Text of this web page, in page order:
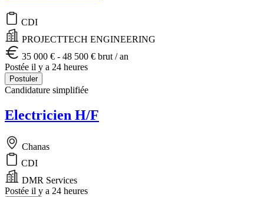
CDI
PROJECTTECH ENGINEERING
35 000 € - 48 500 € brut / an
Postée il y a 24 heures
Postuler
Candidature simplifiée
Electricien H/F
Chanas
CDI
DMR Services
Postée il y a 24 heures